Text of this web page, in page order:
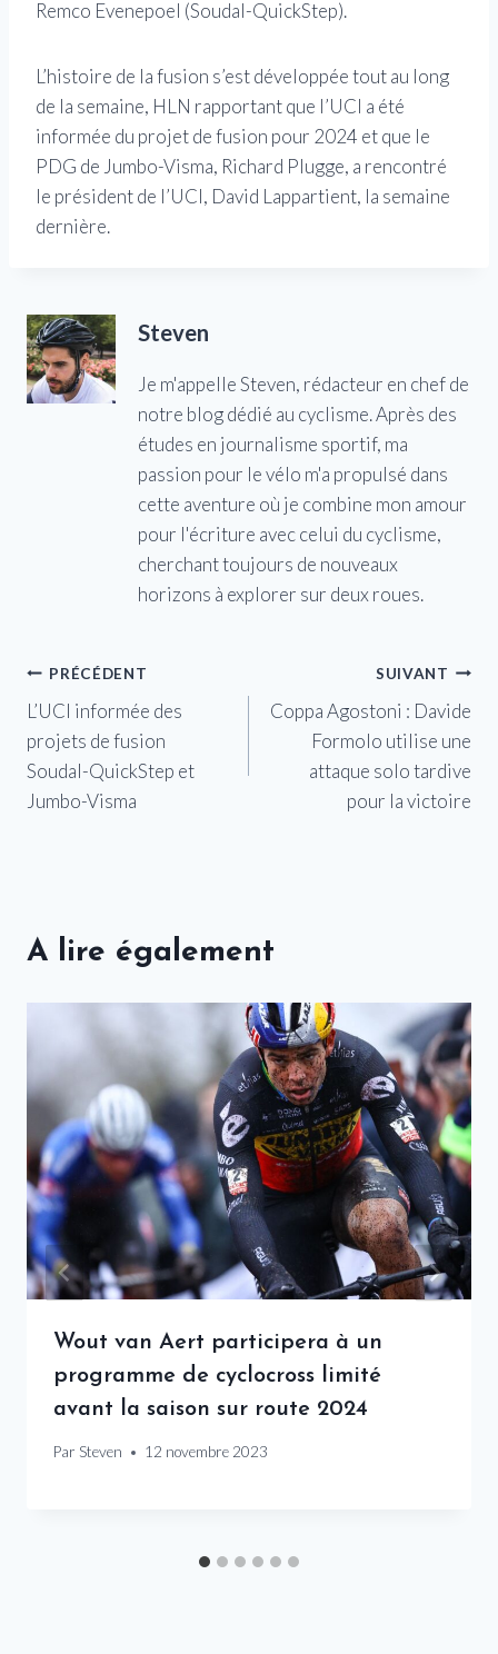
Remco Evenepoel (Soudal-QuickStep).
L’histoire de la fusion s’est développée tout au long
de la semaine, HLN rapportant que l’UCI a été
informée du projet de fusion pour 2024 et que le
PDG de Jumbo-Visma, Richard Plugge, a rencontré
le président de l’UCI, David Lappartient, la semaine
dernière.
Steven
Je m'appelle Steven, rédacteur en chef de
notre blog dédié au cyclisme. Après des
études en journalisme sportif, ma
passion pour le vélo m'a propulsé dans
cette aventure où je combine mon amour
pour l'écriture avec celui du cyclisme,
cherchant toujours de nouveaux
horizons à explorer sur deux roues.
Navigation
de
l’article
PRÉCÉDENT
L’UCI informée des
projets de fusion
Soudal-QuickStep et
Jumbo-Visma
SUIVANT
Coppa Agostoni : Davide
Formolo utilise une
attaque solo tardive
pour la victoire
A lire également
Wout van Aert participera à un
programme de cyclocross limité
avant la saison sur route 2024
Par Steven 12 novembre 2023